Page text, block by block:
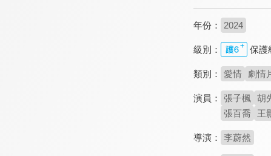
年份： 2024
級別： 保護
類別： 愛情 劇情
演員： 張子楓 胡
張百喬
王
導演： 李蔚然